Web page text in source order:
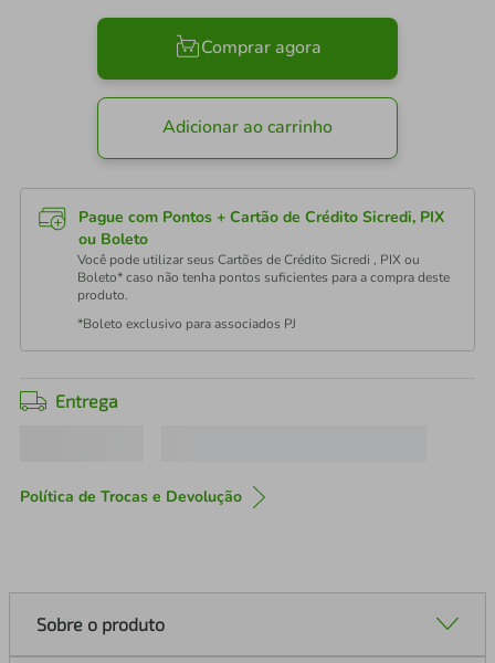
Comprar agora
Adicionar ao carrinho
Pague com Pontos + Cartão de Crédito Sicredi, PIX
ou Boleto
Você pode utilizar seus Cartões de Crédito Sicredi , PIX ou
Boleto* caso não tenha pontos suficientes para a compra deste
produto.
*Boleto exclusivo para associados PJ
Entrega
Política de Trocas e Devolução
Sobre o produto